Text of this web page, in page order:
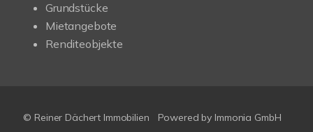
Grundstücke
Mietangebote
Renditeobjekte
© Reiner Dächert Immobilien Powered by Immonia GmbH